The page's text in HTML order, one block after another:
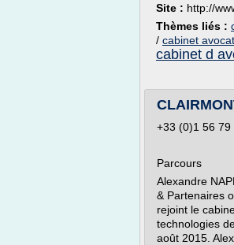
Site : http://
Thèmes liés :
/ cabinet
cabinet d
+33 (0)1 56 79
Parcours
Alexandre
& Partenaires
rejoint le
technologies
août 2015.